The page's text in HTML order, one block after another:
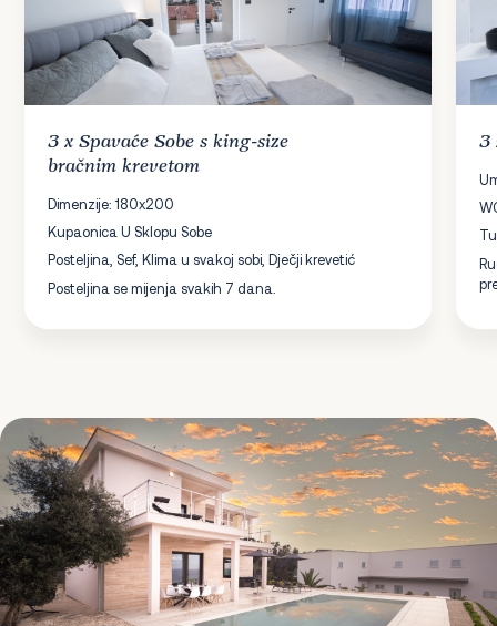
3 xSpavaće Sobes king-size
bračnim krevetom
Dimenzije: 180x200
Kupaonica U Sklopu Sobe
Posteljina, Sef, Klima u svakoj sobi, Dječji krevetić
Posteljina se mijenja svakih 7 dana.
3